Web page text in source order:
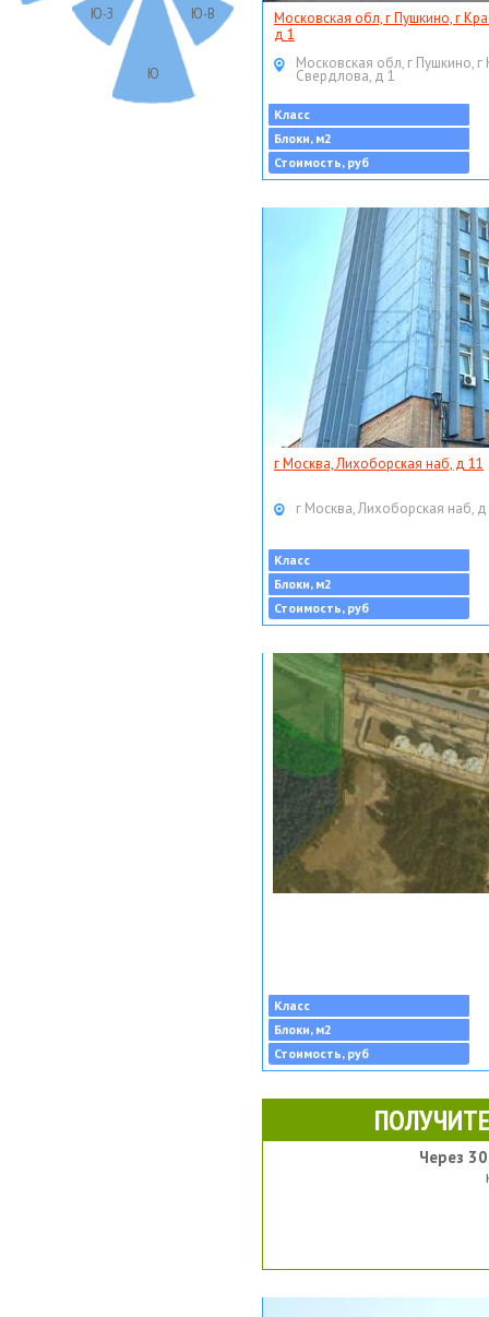
Ю-В
Ю
Ю-З
Московская обл, г Пушкино, г
д 1
Московская обл, г Пушкино, г
Свердлова, д 1
Класс
Блоки, м2
Стоимость, руб
г Москва, Лихоборская наб, д 11
г Москва, Лихоборская наб,
Класс
Блоки, м2
Стоимость, руб
Класс
Блоки, м2
Стоимость, руб
Через